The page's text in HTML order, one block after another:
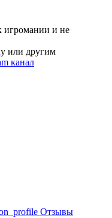
игромании и не
или другим
канал
Отзывы